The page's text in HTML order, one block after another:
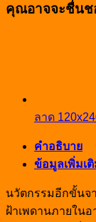
คุณอาจจะชื่น
ลาด
คำอธิบาย
ข้อมูลเพิ่มเ
นวัตกรรมอีกขั้นจ
ฝ้าเพดานภายใน